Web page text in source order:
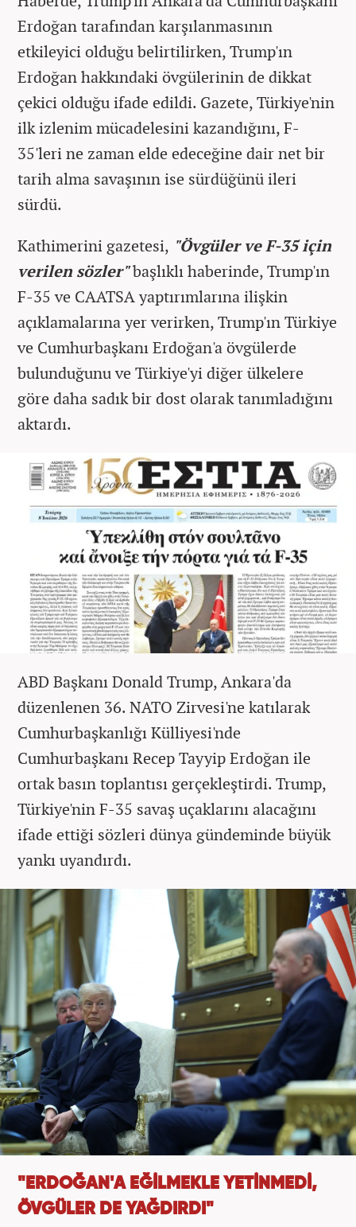
Erdoğan tarafından karşılanmasının
etkileyici olduğu belirtilirken, Trump'ın
Erdoğan hakkındaki övgülerinin de dikkat
çekici olduğu ifade edildi. Gazete, Türkiye'nin
ilk izlenim mücadelesini kazandığını, F-
35'leri ne zaman elde edeceğine dair net bir
tarih alma savaşının ise sürdüğünü ileri
sürdü.
Kathimerini gazetesi, "Övgüler ve F-35 için
verilen sözler"başlıklı haberinde, Trump'ın
F-35 ve CAATSA yaptırımlarına ilişkin
açıklamalarına yer verirken, Trump'ın Türkiye
ve Cumhurbaşkanı Erdoğan'a övgülerde
bulunduğunu ve Türkiye'yi diğer ülkelere
göre daha sadık bir dost olarak tanımladığını
aktardı.
ABD Başkanı Donald Trump, Ankara'da
düzenlenen 36. NATO Zirvesi'ne katılarak
Cumhurbaşkanlığı Külliyesi'nde
Cumhurbaşkanı Recep Tayyip Erdoğan ile
ortak basın toplantısı gerçekleştirdi. Trump,
Türkiye'nin F-35 savaş uçaklarını alacağını
ifade ettiği sözleri dünya gündeminde büyük
yankı uyandırdı.
"ERDOĞAN'A EĞİLMEKLE YETİNMEDİ,
ÖVGÜLER DE YAĞDIRDI"